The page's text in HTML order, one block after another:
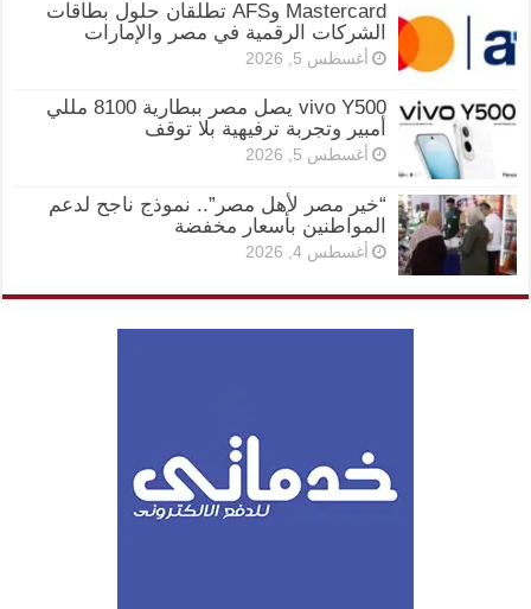
Mastercard وAFS تطلقان حلول بطاقات
الشركات الرقمية في مصر والإمارات
أغسطس 5, 2026
vivo Y500 يصل مصر ببطارية 8100 مللي
أمبير وتجربة ترفيهية بلا توقف
أغسطس 5, 2026
“خير مصر لأهل مصر”.. نموذج ناجح لدعم
المواطنين بأسعار مخفضة
أغسطس 4, 2026